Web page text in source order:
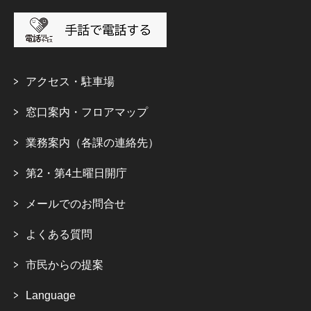
アクセス・駐車場
窓口案内・フロアマップ
業務案内（各課の連絡先）
第2・第4土曜日開庁
メールでのお問合せ
よくある質問
市民からの提案
Language